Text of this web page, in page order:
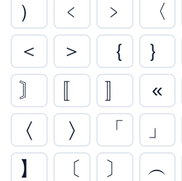
）
﹤ ﹥ 〈
＜
＞ ｛ ｝
〙
«
〈
〉 「 」
】
〔 〕 ︵